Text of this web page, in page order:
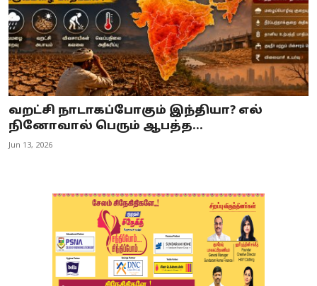
வறட்சி நாடாகப்போகும் இந்தியா? எல்
நினோவால் பெரும் ஆபத்த...
Jun 13, 2026